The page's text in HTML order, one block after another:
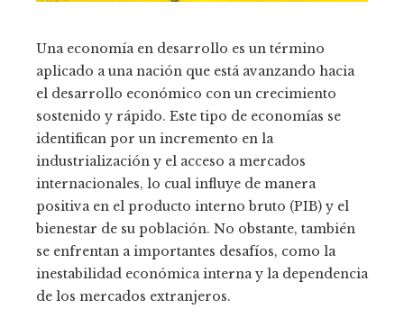
Una economía en desarrollo es un término
aplicado a una nación que está avanzando hacia
el desarrollo económico con un crecimiento
sostenido y rápido. Este tipo de economías se
identifican por un incremento en la
industrialización y el acceso a mercados
internacionales, lo cual influye de manera
positiva en el producto interno bruto (PIB) y el
bienestar de su población. No obstante, también
se enfrentan a importantes desafíos, como la
inestabilidad económica interna y la dependencia
de los mercados extranjeros.